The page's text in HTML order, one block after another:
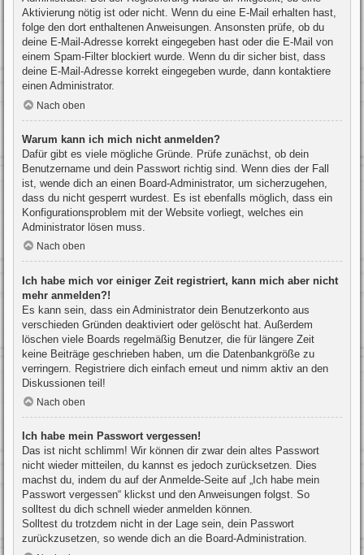
Aktivierung nötig ist oder nicht. Wenn du eine E-Mail erhalten hast,
folge den dort enthaltenen Anweisungen. Ansonsten prüfe, ob du
deine E-Mail-Adresse korrekt eingegeben hast oder die E-Mail von
einem Spam-Filter blockiert wurde. Wenn du dir sicher bist, dass
deine E-Mail-Adresse korrekt eingegeben wurde, dann kontaktiere
einen Administrator.
Nach oben
Warum kann ich mich nicht anmelden?
Dafür gibt es viele mögliche Gründe. Prüfe zunächst, ob dein
Benutzername und dein Passwort richtig sind. Wenn dies der Fall
ist, wende dich an einen Board-Administrator, um sicherzugehen,
dass du nicht gesperrt wurdest. Es ist ebenfalls möglich, dass ein
Konfigurationsproblem mit der Website vorliegt, welches ein
Administrator lösen muss.
Nach oben
Ich habe mich vor einiger Zeit registriert, kann mich aber nicht
mehr anmelden?!
Es kann sein, dass ein Administrator dein Benutzerkonto aus
verschieden Gründen deaktiviert oder gelöscht hat. Außerdem
löschen viele Boards regelmäßig Benutzer, die für längere Zeit
keine Beiträge geschrieben haben, um die Datenbankgröße zu
verringern. Registriere dich einfach erneut und nimm aktiv an den
Diskussionen teil!
Nach oben
Ich habe mein Passwort vergessen!
Das ist nicht schlimm! Wir können dir zwar dein altes Passwort
nicht wieder mitteilen, du kannst es jedoch zurücksetzen. Dies
machst du, indem du auf der Anmelde-Seite auf „Ich habe mein
Passwort vergessen“ klickst und den Anweisungen folgst. So
solltest du dich schnell wieder anmelden können.
Solltest du trotzdem nicht in der Lage sein, dein Passwort
zurückzusetzen, so wende dich an die Board-Administration.